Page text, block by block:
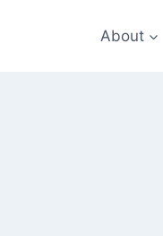
About